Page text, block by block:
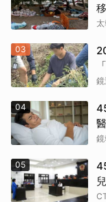
03
鏡
04
鏡
05